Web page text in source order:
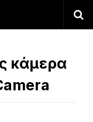
κάμερα